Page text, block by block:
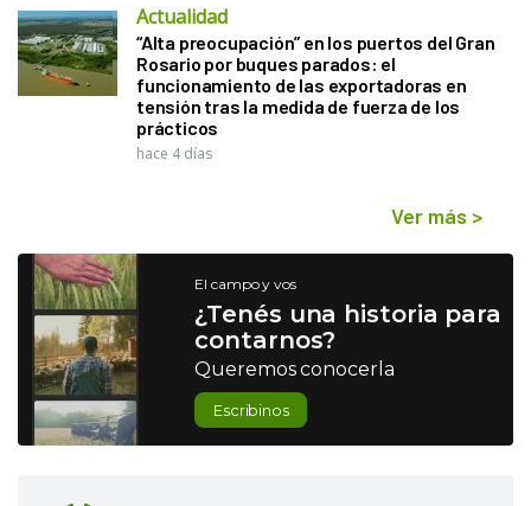
Actualidad
“Alta preocupación” en los puertos del Gran
Rosario por buques parados: el
funcionamiento de las exportadoras en
tensión tras la medida de fuerza de los
prácticos
hace 4 días
Ver más >
El campo y vos
¿Tenés una historia para
contarnos?
Queremos conocerla
Escribinos